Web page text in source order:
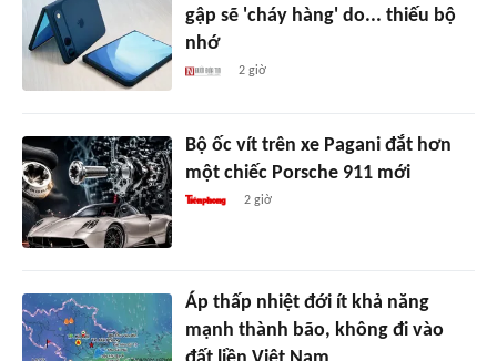
gập sẽ 'cháy hàng' do... thiếu bộ
nhớ
2 giờ
Bộ ốc vít trên xe Pagani đắt hơn
một chiếc Porsche 911 mới
2 giờ
Áp thấp nhiệt đới ít khả năng
mạnh thành bão, không đi vào